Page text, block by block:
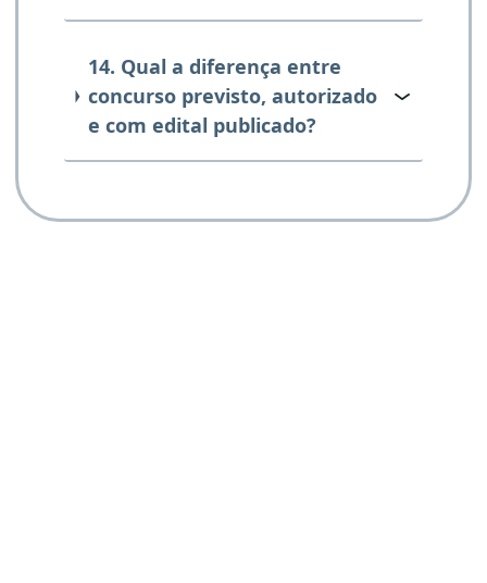
14. Qual a diferença entre
concurso previsto, autorizado
e com edital publicado?